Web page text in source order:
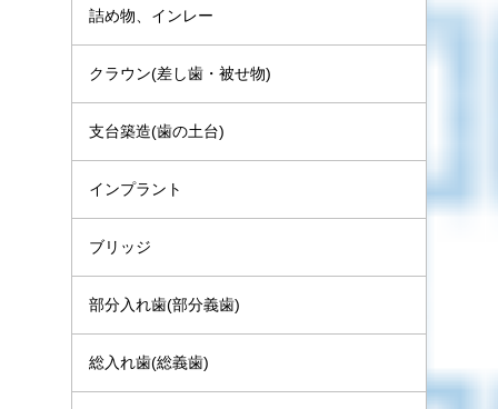
詰め物、インレー
クラウン(差し歯・被せ物)
支台築造(歯の土台)
インプラント
ブリッジ
部分入れ歯(部分義歯)
総入れ歯(総義歯)